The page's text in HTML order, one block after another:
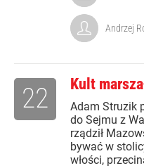
Andrzej
Kult
Adam Struzik
do Sejmu z
rządził
bywać w
włości,
22